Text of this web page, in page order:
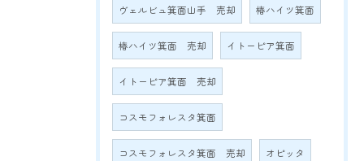
ヴェルビュ箕面山手 売却 椿ハイツ箕面
椿ハイツ箕面 売却 イトーピア箕面
イトーピア箕面 売却
コスモフォレスタ箕面
コスモフォレスタ箕面 売却 オピッタ